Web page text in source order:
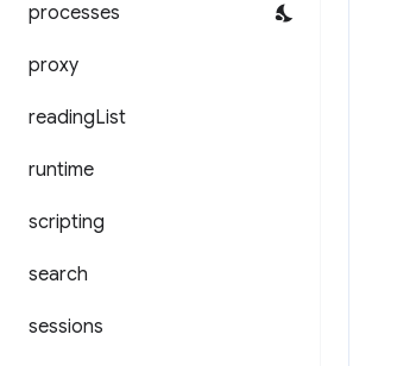
processes
proxy
readingList
runtime
scripting
search
sessions